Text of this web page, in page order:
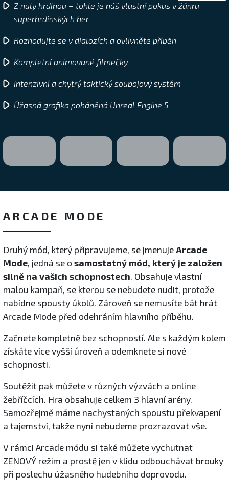
Z nuly hrdinou – tohle je náš vlastní pokus v žánru
superhrdinských her
Rozhodujte se v dialozích a ovlivněte příběh
Kompletní animované filmečky
Intenzivní a chytrý taktický soubojový systém
Úžasná grafika poháněná Unreal Engine 5
ARCADE MODE
Druhý mód, který připravujeme, se jmenujeArcade
Mode, jedná se o samostatný mód, který je založen
silně na vašich schopnostech. Obsahuje vlastní
malou kampaň, se kterou se nebudete nudit, protože
nabídne spousty úkolů. Zároveň se nemusíte bát hrát
Arcade Mode před odehráním hlavního příběhu.
Začnete kompletně bez schopností. Ale s každým kolem
získáte více vyšší úroveň a odemknete si nové
schopnosti.
Soutěžit pak můžete v různých výzvách a online
žebříčcích. Hra obsahuje celkem 3 hlavní arény.
Samozřejmě máme nachystaných spoustu překvapení
a tajemství, takže nyní nebudeme prozrazovat vše.
V rámci Arcade módu si také můžete vychutnat
ZENOVÝ režim a prostě jen v klidu odbouchávat brouky
při poslechu úžasného hudebního doprovodu.